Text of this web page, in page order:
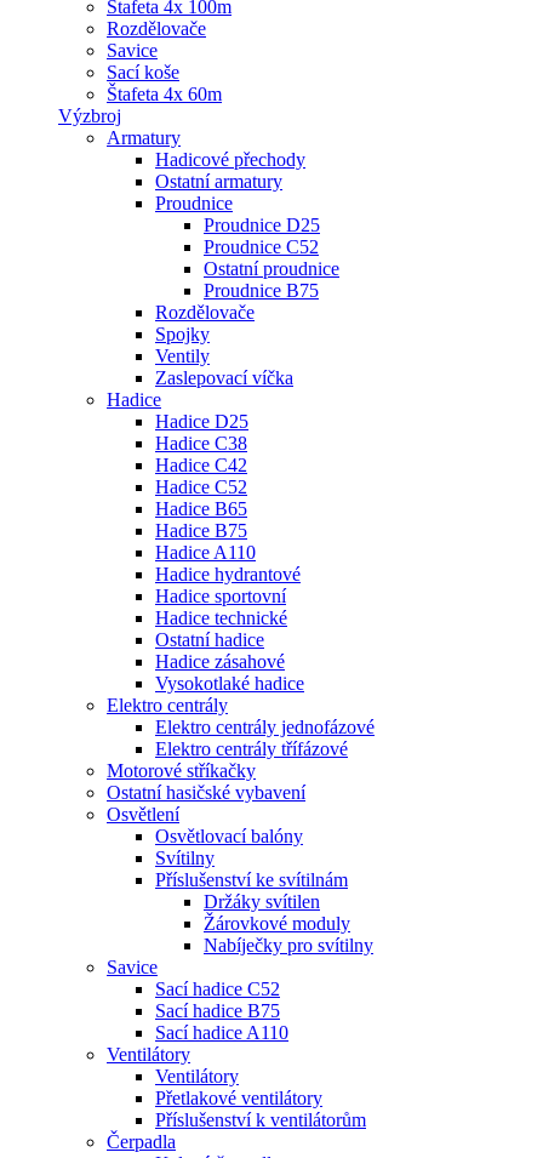
Štafeta 4x 100m
Rozdělovače
Savice
Sací koše
Štafeta 4x 60m
Výzbroj
Armatury
Hadicové přechody
Ostatní armatury
Proudnice
Proudnice D25
Proudnice C52
Ostatní proudnice
Proudnice B75
Rozdělovače
Spojky
Ventily
Zaslepovací víčka
Hadice
Hadice D25
Hadice C38
Hadice C42
Hadice C52
Hadice B65
Hadice B75
Hadice A110
Hadice hydrantové
Hadice sportovní
Hadice technické
Ostatní hadice
Hadice zásahové
Vysokotlaké hadice
Elektro centrály
Elektro centrály jednofázové
Elektro centrály třífázové
Motorové stříkačky
Ostatní hasičské vybavení
Osvětlení
Osvětlovací balóny
Svítilny
Příslušenství ke svítilnám
Držáky svítilen
Žárovkové moduly
Nabíječky pro svítilny
Savice
Sací hadice C52
Sací hadice B75
Sací hadice A110
Ventilátory
Ventilátory
Přetlakové ventilátory
Příslušenství k ventilátorům
Čerpadla